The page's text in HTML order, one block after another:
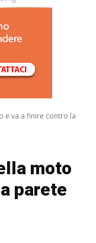
e va a finire contro la
moto
parete